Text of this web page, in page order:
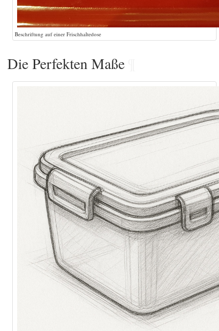
Beschriftung auf einer Frischhaltedose
Die Perfekten Maße